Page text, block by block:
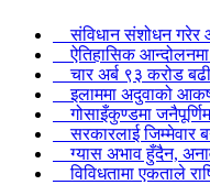
संविधान संशोधन गरेर
ऐतिहासिक आन्दोलनमा
चार अर्ब ९३ करोड
इलाममा अदुवाको
गोसाइँकुण्डमा
सरकारलाई जिम्मेवार
ग्यास अभाव हुँदैन,
विविधतामा एकताले